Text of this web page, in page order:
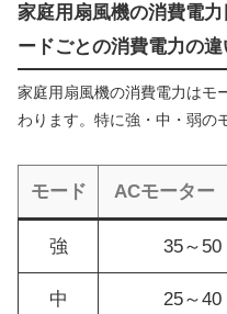
家庭用扇風機の消費電
ードごとの消費電力の
家庭用扇風機の消費電力はモ
わります。特に強・中・弱の
モード ACモーター
強 35～50
中 25～40